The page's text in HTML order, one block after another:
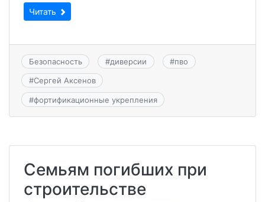
Читать
Безопасность #диверсии #пво
#Сергей Аксенов
#фортификационные укрепления
Семьям погибших при
строительстве